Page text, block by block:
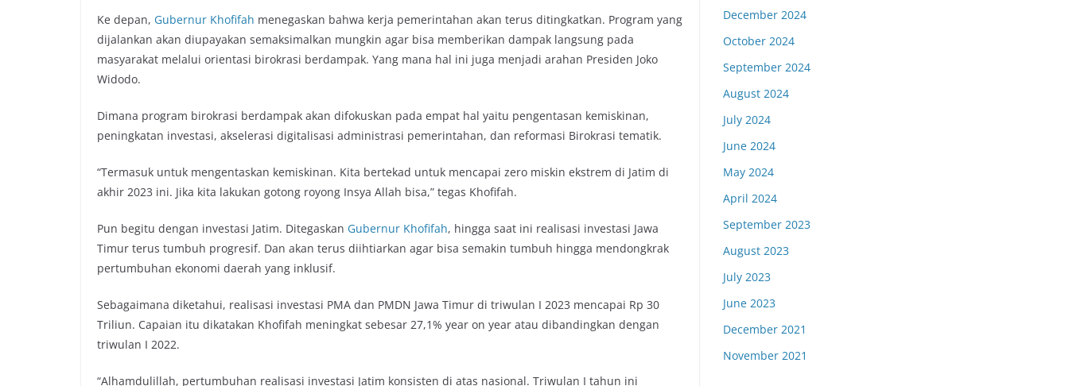
Ke depan, Gubernur Khofifah menegaskan bahwa kerja pemerintahan akan terus ditingkatkan. Program yang
dijalankan akan diupayakan semaksimalkan mungkin agar bisa memberikan dampak langsung pada
masyarakat melalui orientasi birokrasi berdampak. Yang mana hal ini juga menjadi arahan Presiden Joko
Widodo.
Dimana program birokrasi berdampak akan difokuskan pada empat hal yaitu pengentasan kemiskinan,
peningkatan investasi, akselerasi digitalisasi administrasi pemerintahan, dan reformasi Birokrasi tematik.
“Termasuk untuk mengentaskan kemiskinan. Kita bertekad untuk mencapai zero miskin ekstrem di Jatim di
akhir 2023 ini. Jika kita lakukan gotong royong Insya Allah bisa,” tegas Khofifah.
Pun begitu dengan investasi Jatim. Ditegaskan Gubernur Khofifah, hingga saat ini realisasi investasi Jawa
Timur terus tumbuh progresif. Dan akan terus diihtiarkan agar bisa semakin tumbuh hingga mendongkrak
pertumbuhan ekonomi daerah yang inklusif.
Sebagaimana diketahui, realisasi investasi PMA dan PMDN Jawa Timur di triwulan I 2023 mencapai Rp 30
Triliun. Capaian itu dikatakan Khofifah meningkat sebesar 27,1% year on year atau dibandingkan dengan
triwulan I 2022.
“Alhamdulillah, pertumbuhan realisasi investasi Jatim konsisten di atas nasional. Triwulan I tahun ini
December 2024
October 2024
September 2024
August 2024
July 2024
June 2024
May 2024
April 2024
September 2023
August 2023
July 2023
June 2023
December 2021
November 2021